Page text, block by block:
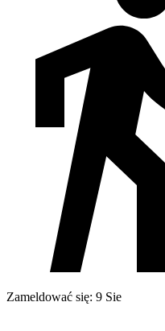
Zameldować się: 9 Sie